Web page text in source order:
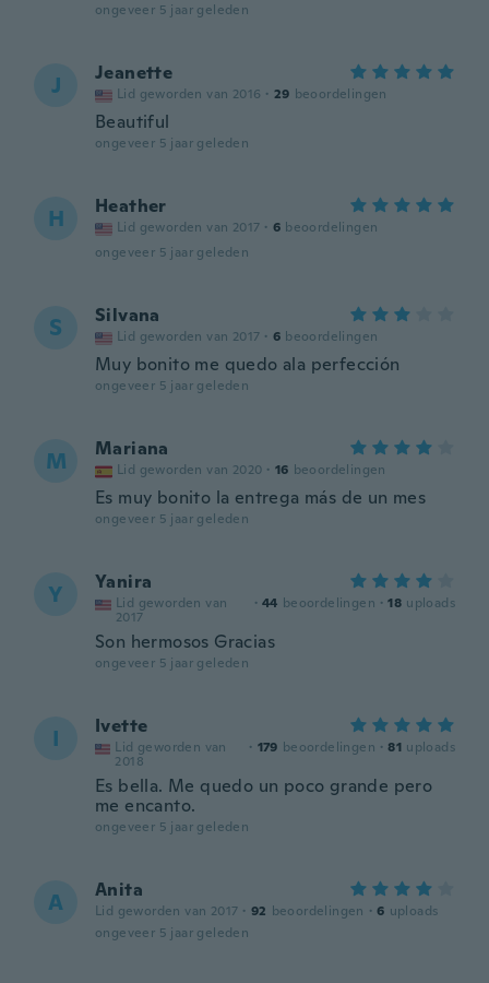
ongeveer 5 jaar geleden
J Jeanette
Lid geworden van 2016 · 29 beoordelingen
Beautiful
ongeveer 5 jaar geleden
H Heather
Lid geworden van 2017 · 6 beoordelingen
ongeveer 5 jaar geleden
S Silvana
Lid geworden van 2017 · 6 beoordelingen
Muy bonito me quedo ala perfección
ongeveer 5 jaar geleden
M Mariana
Lid geworden van 2020 · 16 beoordelingen
Es muy bonito la entrega más de un mes
ongeveer 5 jaar geleden
Y Yanira
Lid geworden van
2017
· 44 beoordelingen · 18 uploads
Son hermosos Gracias
ongeveer 5 jaar geleden
I Ivette
Lid geworden van
2018
· 179 beoordelingen · 81 uploads
Es bella. Me quedo un poco grande pero
me encanto.
ongeveer 5 jaar geleden
A Anita
Lid geworden van 2017 · 92 beoordelingen · 6 uploads
ongeveer 5 jaar geleden